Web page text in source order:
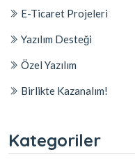
E-Ticaret Projeleri
Yazılım Desteği
Özel Yazılım
Birlikte Kazanalım!
Kategoriler